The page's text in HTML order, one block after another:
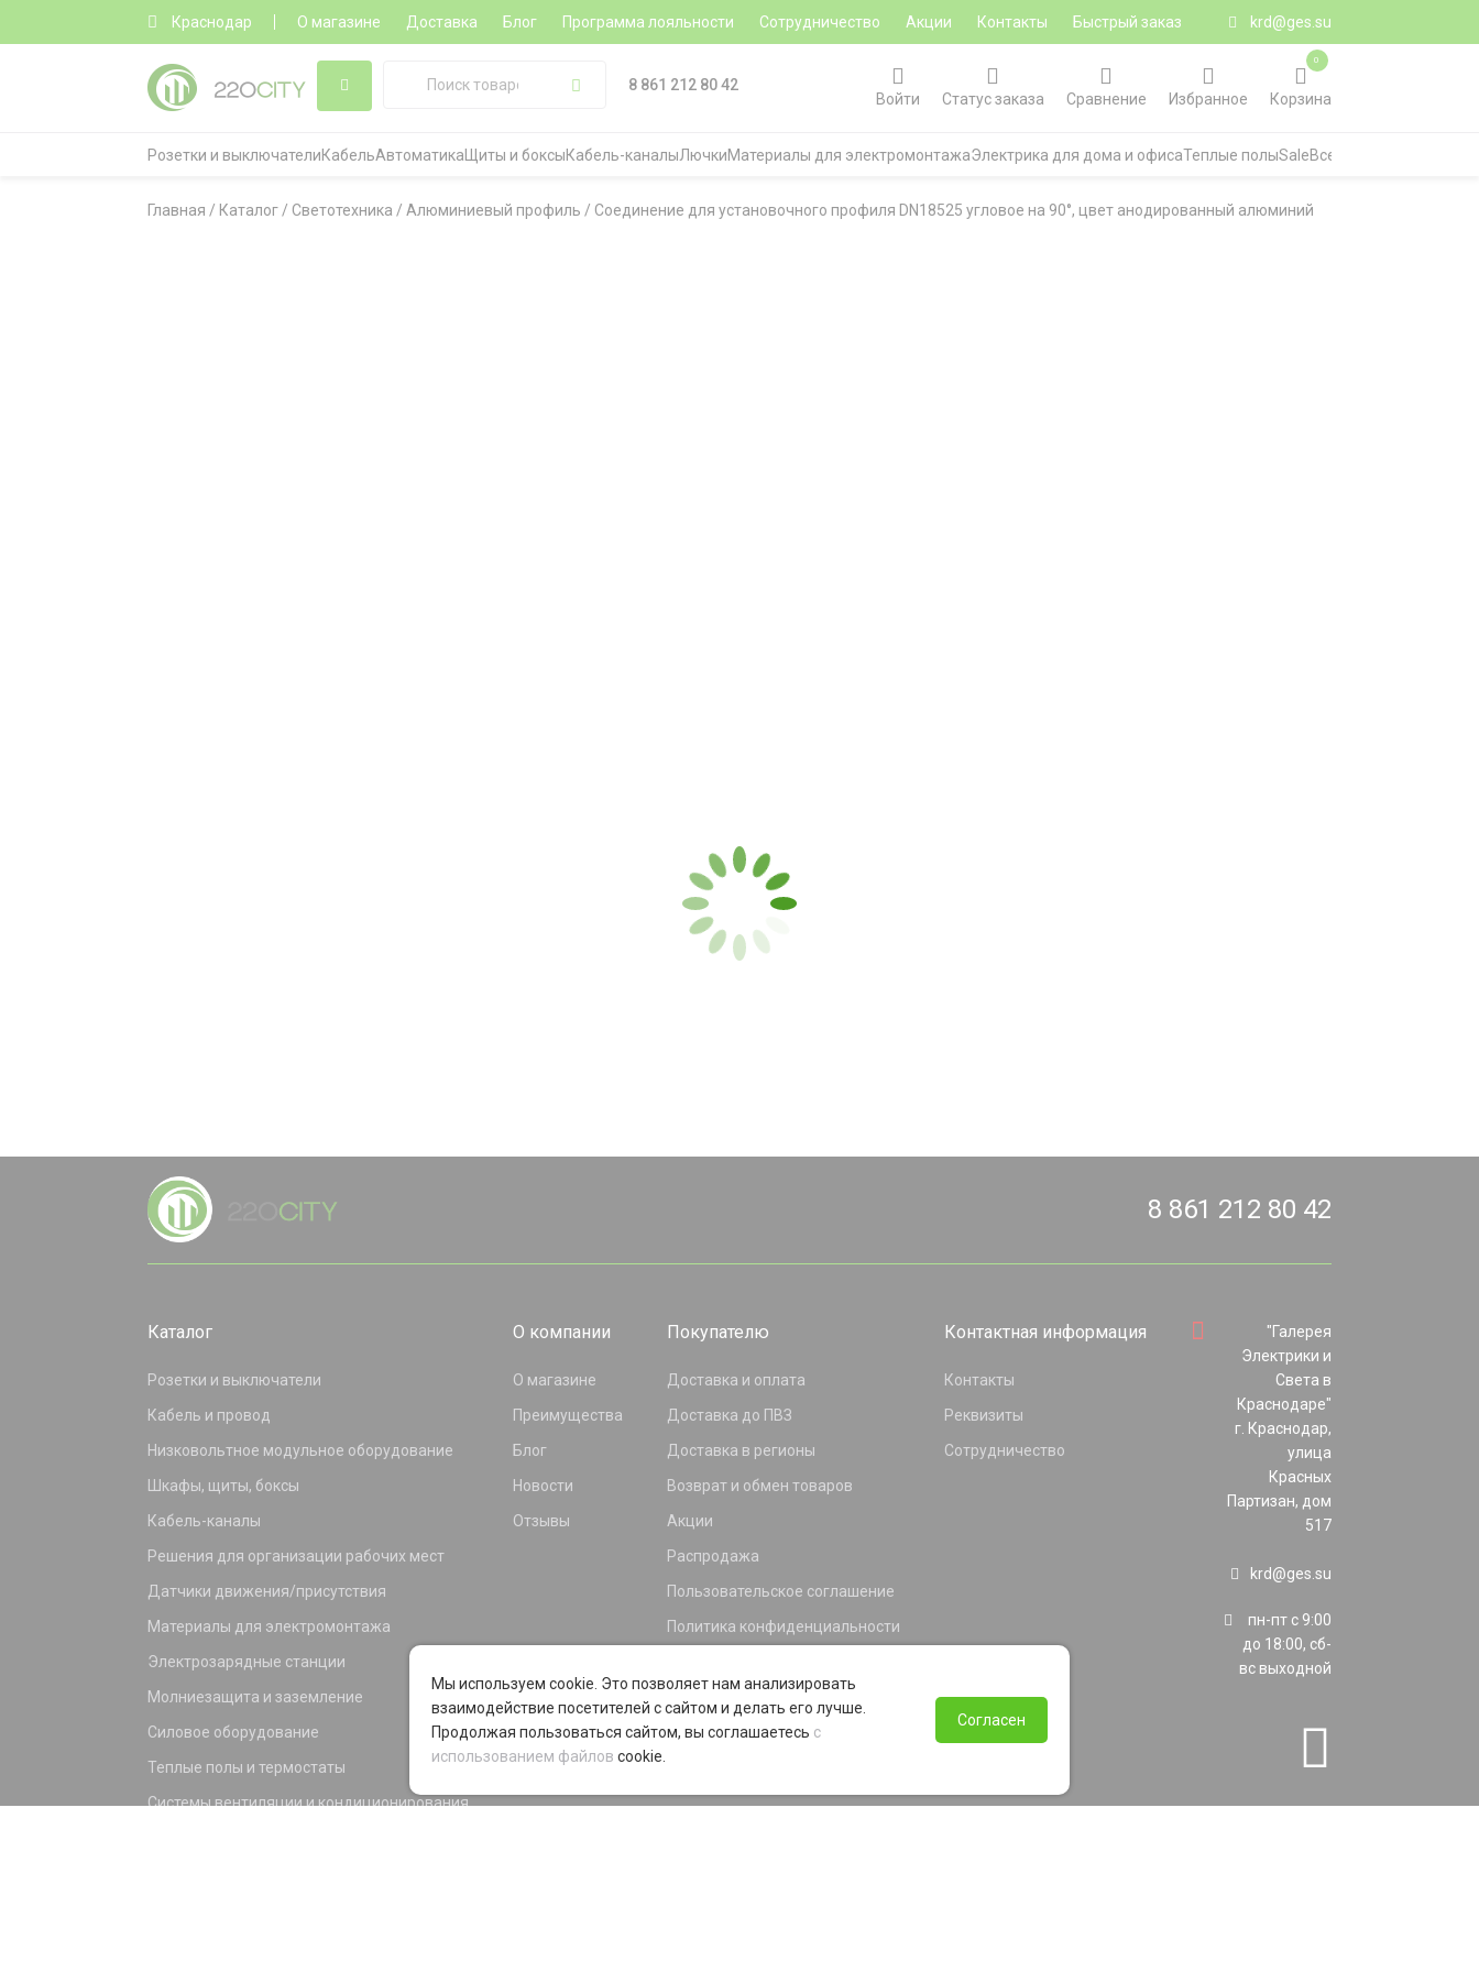
Краснодар О магазине Доставка Блог Программа лояльности Сотрудничество Акции Контакты Быстрый заказ krd@ges.su
8 861 212 80 42
Войти
Статус заказа Сравнение Избранное Корзина
0
Розетки и выключателиКабельАвтоматика Щиты и боксыКабель-каналыЛючкиМатериалы для электромонтажаЭлектрика для дома и офисаТеплые полыSaleВсе категории
Главная / Каталог / Светотехника / Алюминиевый профиль / Соединение для установочного профиля DN18525 угловое на 90°, цвет анодированный алюминий
8 861 212 80 42
Каталог
Розетки и выключатели
Кабель и провод
Низковольтное модульное оборудование
Шкафы, щиты, боксы
Кабель-каналы
Решения для организации рабочих мест
Датчики движения/присутствия
Материалы для электромонтажа
Электрозарядные станции
Молниезащита и заземление
Силовое оборудование
Теплые полы и термостаты
Системы вентиляции и кондиционирования
О компании
О магазине
Преимущества
Блог
Новости
Отзывы
Покупателю
Доставка и оплата
Доставка до ПВЗ
Доставка в регионы
Возврат и обмен товаров
Акции
Распродажа
Пользовательское соглашение
Политика конфиденциальности
Программа лояльности
Контактная информация
Контакты
Реквизиты
Сотрудничество
"Галерея
Электрики и
Света в
Краснодаре"
г. Краснодар,
улица
Красных
Партизан, дом
517
krd@ges.su
пн-пт с 9:00
до 18:00, сб-
вс выходной
Мы используем cookie. Это позволяет нам анализировать
взаимодействие посетителей с сайтом и делать его лучше.
Продолжая пользоваться сайтом, вы соглашаетесь с
использованием файлов cookie.
Согласен